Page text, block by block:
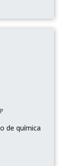
de química